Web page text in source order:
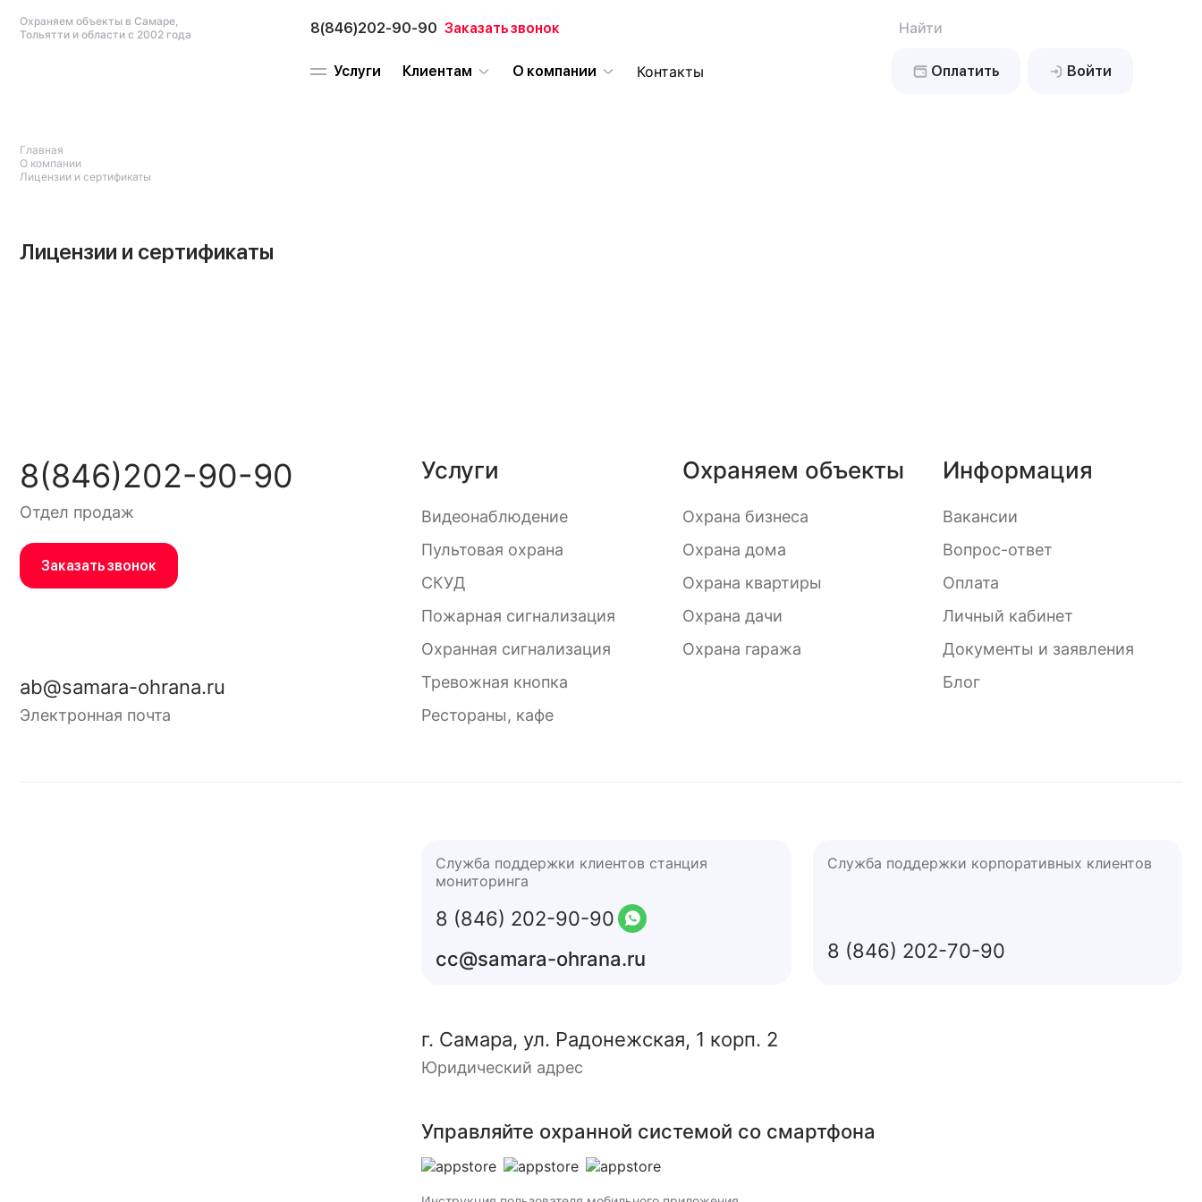
Охраняем объекты в Самаре,
Тольятти и области с 2002 года
8(846)202-90-90 Заказать звонок Найти
Услуги Клиентам О компании Контакты Оплатить Войти
Дом, коттедж
Рестораны, кафе
управления доступом
(СКУД)
Пультовая охрана
Главная
О компании
Лицензии и сертификаты
Лицензии и сертификаты
8(846)202-90-90
Отдел продаж
Заказать звонок
ab@samara-ohrana.ru
Электронная почта
Услуги
Видеонаблюдение
Пультовая охрана
СКУД
Пожарная сигнализация
Охранная сигнализация
Тревожная кнопка
Рестораны, кафе
Охраняем объекты
Охрана бизнеса
Охрана дома
Охрана квартиры
Охрана дачи
Охрана гаража
Информация
Вакансии
Вопрос-ответ
Оплата
Личный кабинет
Документы и заявления
Блог
Служба поддержки клиентов станция
мониторинга
8 (846) 202-90-90
cc@samara-ohrana.ru
Служба поддержки корпоративных клиентов
8 (846) 202-70-90
г. Самара, ул. Радонежская, 1 корп. 2
Юридический адрес
Управляйте охранной системой со смартфона